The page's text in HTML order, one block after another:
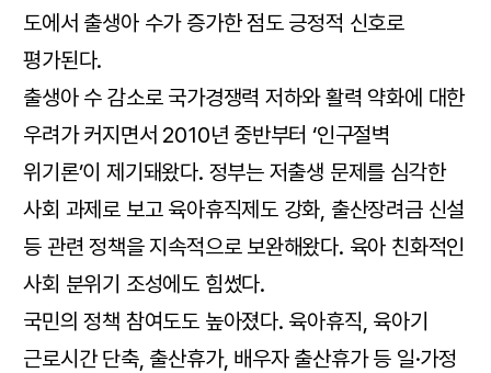
도에서 출생아 수가 증가한 점도 긍정적 신호로
평가된다.
출생아 수 감소로 국가경쟁력 저하와 활력 약화에 대한
우려가 커지면서 2010년 중반부터 ‘인구절벽
위기론’이 제기돼왔다. 정부는 저출생 문제를 심각한
사회 과제로 보고 육아휴직제도 강화, 출산장려금 신설
등 관련 정책을 지속적으로 보완해왔다. 육아 친화적인
사회 분위기 조성에도 힘썼다.
국민의 정책 참여도도 높아졌다. 육아휴직, 육아기
근로시간 단축, 출산휴가, 배우자 출산휴가 등 일·가정